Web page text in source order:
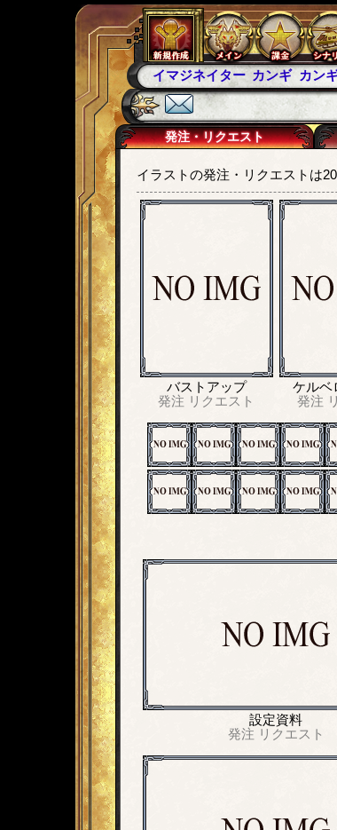
イマジネイター カンギ カン
発注・リクエスト
イラストの発注・リクエストは
バストアップ
発注 リクエスト
ケルベ
発注
設定資料
発注 リクエスト